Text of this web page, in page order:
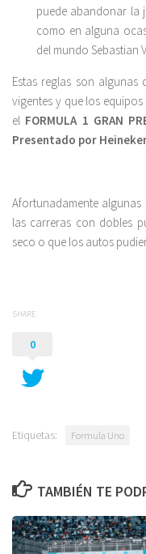
puede abandonar la
como en alguna
del mundo Sebastian
Estas reglas son
vigentes y que los
el FORMULA 1 GRAN
Presentado por
Afortunadamente
las carreras con dobles
seco o que los autos
SHARE
0
Etiquetas: Formula Uno
TAMBIÉN TE